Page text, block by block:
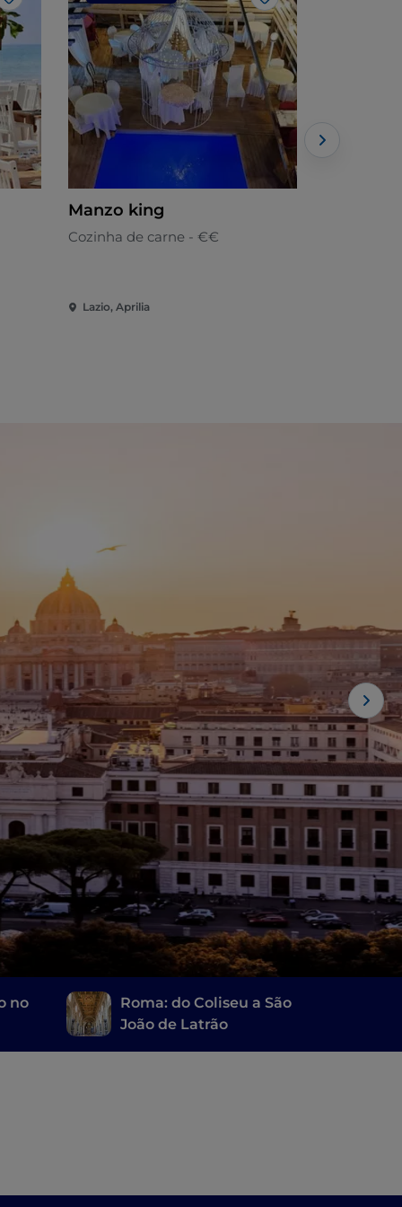
Gosto Gosto
Manzo king
Cozinha de carne - €€
Lazio, Aprilia
no
Roma: do Coliseu a São
João de Latrão